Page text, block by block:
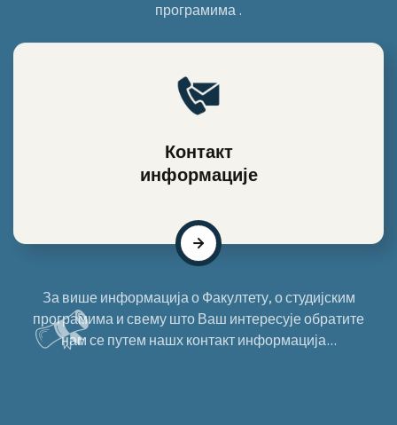
програмима .
Контакт
информације
За више информација о Факултету, о студијским
програмима и свему што Ваш интересује обратите
нам се путем нашх контакт информација...